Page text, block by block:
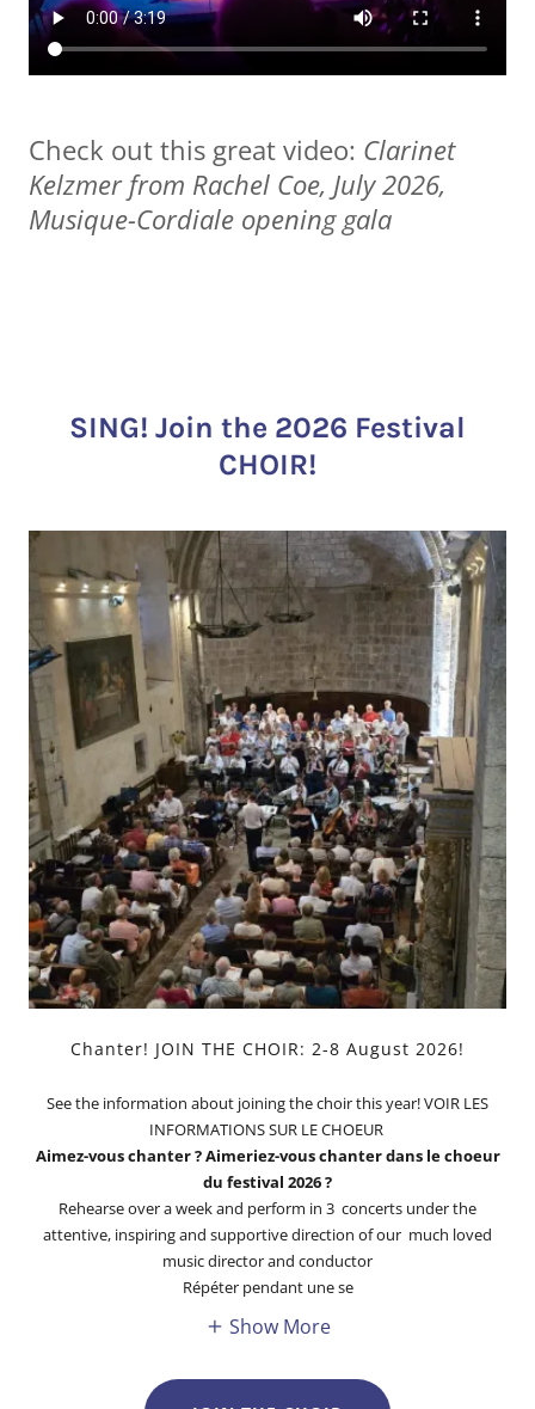
Check out this great video: Clarinet
Kelzmer from Rachel Coe, July 2026,
Musique-Cordiale opening gala
SING! Join the 2026 Festival
CHOIR!
Chanter! JOIN THE CHOIR: 2-8 August 2026!
See the information about joining the choir this year! VOIR LES
INFORMATIONS SUR LE CHOEUR
Aimez-vous chanter ? Aimeriez-vous chanter dans le choeur
du festival 2026 ?
Rehearse over a week and perform in 3 concerts under the
attentive, inspiring and supportive direction of our much loved
music director and conductor
Répéter pendant une se
Show More